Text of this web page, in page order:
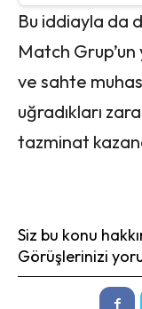
Bu iddiayla da
Match
ve sahte
uğradıkları
tazminat
Siz bu konu
Görüşlerinizi